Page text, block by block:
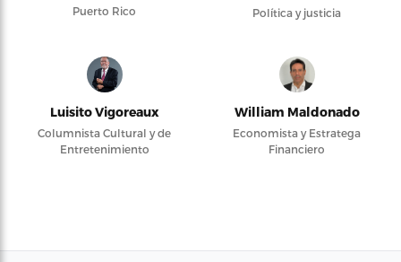
Puerto Rico
Política y justicia
Luisito Vigoreaux
Columnista Cultural y de
Entretenimiento
William Maldonado
Economista y Estratega
Financiero